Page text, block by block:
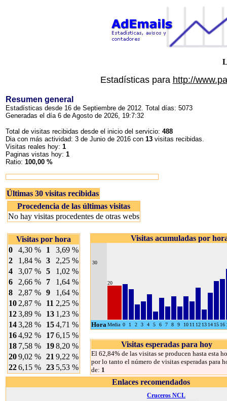
Estadísticas para http://
Resumen general
Estadísticas desde 16 de Septiembre de 2012. Total días: 5073
Generadas el día 6 de Agosto de 2026, 19:7:32
Total de visitas recibidas desde el inicio del servicio: 488
Dia con más actividad: 3 de Junio de 2016 con 13 visitas recibidas.
Visitas reales hoy: 1
Paginas vistas hoy: 1
Ratio: 100,00 %
Últimas 30 visitas recibidas
Procedencia de las últimas visitas
No hay visitas procedentes de otras webs
Visitas por hora
0
4,30 % 1
3,69 %
2
1,84 % 3
2,25 %
4
3,07 % 5
1,02 %
6
2,66 % 7
1,64 %
8
2,87 % 9
1,64 %
10 2,87 % 11 2,25 %
123,89 % 13 1,23 %
143,28 % 154,71 %
164,92 % 176,15 %
18 7,58 % 198,20 %
209,02 % 21 9,22 %
226,15 % 23 5,53 %
Visitas acumuladas por
30
20
HoraMedia 0 1 2 3 4 5 6 7 8 9 10 11 12 13 14 15 16
Visitas esperadas para hoy
El 62,84% de las visitas se producen hasta esta
por lo tanto el número de visitas esperadas para
de: 1
Enlaces recomendados
Cruceros NCL